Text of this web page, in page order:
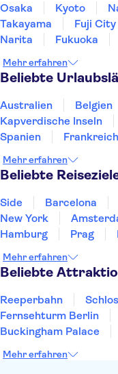
Osaka Kyoto
Takayama
Fuji City
Narita
Fukuoka
Mehr erfahren
Beliebte
Australien Belgien
Kapverdische Inseln
Spanien
Frankreich
Norwegen
Polen
Mehr erfahren
Beliebte
Side Barcelona
New York
Hamburg
Prag
Heidelberg
Bremen
Mehr erfahren
Beliebte
Reeperbahn
Fernsehturm Berlin
Buckingham Palace
Moulin Rouge
Mehr erfahren